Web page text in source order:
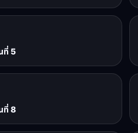
ที่ 5
ที่ 8